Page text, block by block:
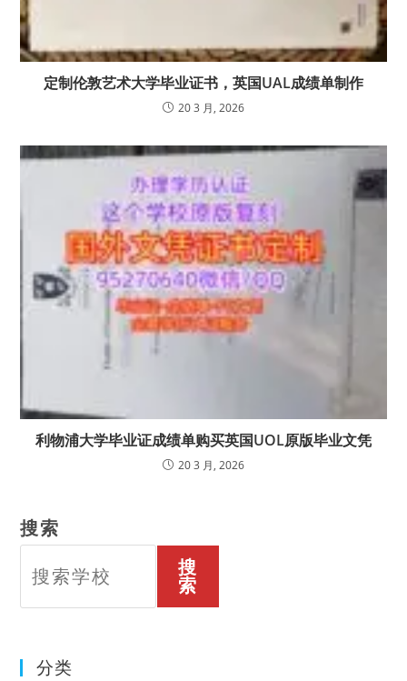
定制伦敦艺术大学毕业证书，英国UAL成绩单制作
20 3 月, 2026
利物浦大学毕业证成绩单购买英国UOL原版毕业文凭
20 3 月, 2026
搜索
搜
索
分类